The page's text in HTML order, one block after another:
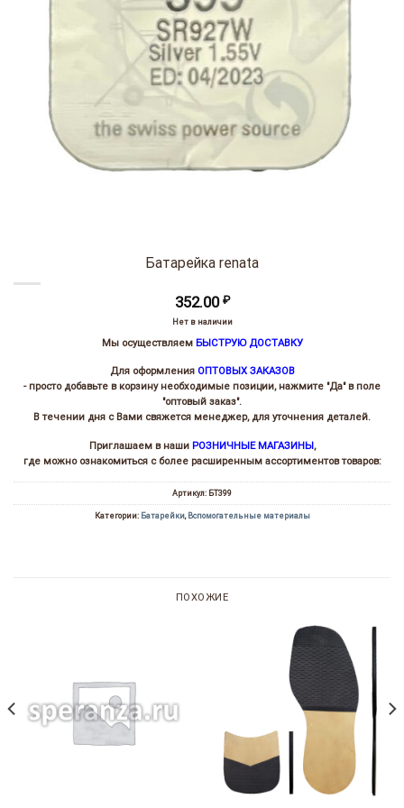
Батарейка renata
352.00 ₽
Нет в наличии
Мы осуществляем БЫСТРУЮ ДОСТАВКУ
Для оформления ОПТОВЫХ ЗАКАЗОВ
- просто добавьте в корзину необходимые позиции, нажмите "Да" в поле
"оптовый заказ".
В течении дня с Вами свяжется менеджер, для уточнения деталей.
Приглашаем в наши РОЗНИЧНЫЕ МАГАЗИНЫ,
где можно ознакомиться с более расширенным ассортиментов товаров:
Артикул: БТ399
Категории: Батарейки, Вспомогательные материалы
ПОХОЖИЕ